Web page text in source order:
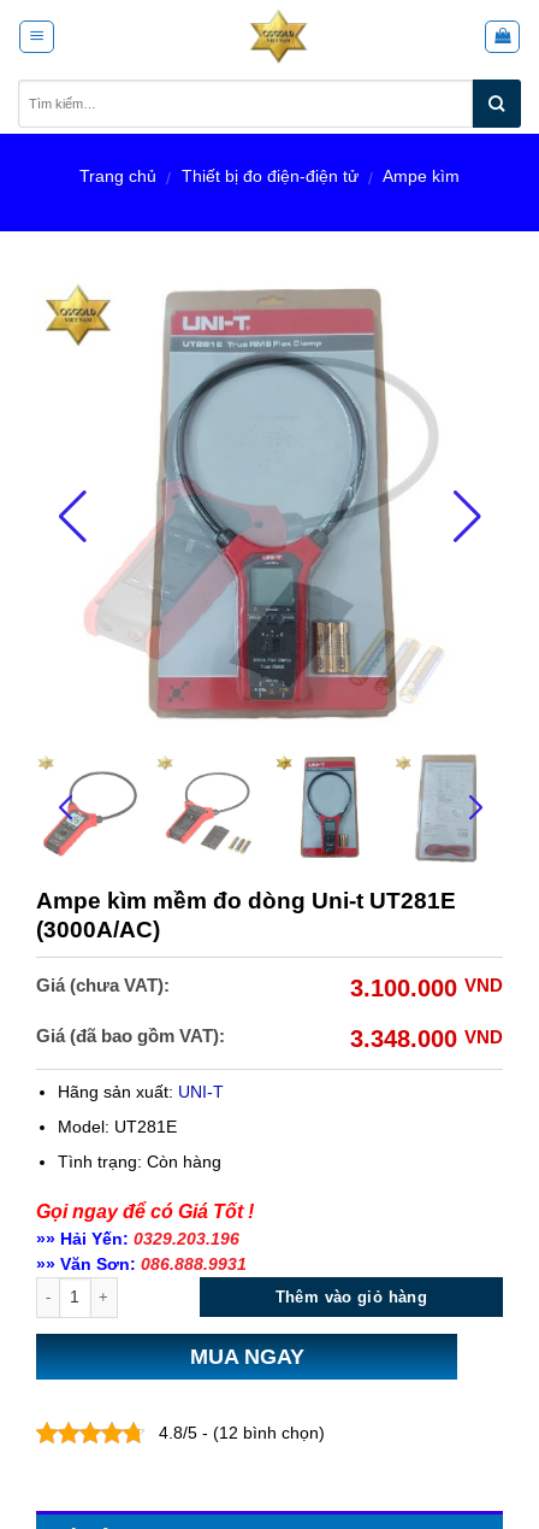
Trang chủ / Thiết bị đo điện-điện tử / Ampe kìm
Ampe kìm mềm đo dòng Uni-t UT281E
(3000A/AC)
Giá (chưa VAT): 3.100.000 VND
Giá (đã bao gồm VAT): 3.348.000 VND
Hãng sản xuất: UNI-T
Model: UT281E
Tình trạng: Còn hàng
Gọi ngay để có Giá Tốt !
»» Hải Yến: 0329.203.196
»» Văn Sơn: 086.888.9931
Thêm vào giỏ hàng
MUA NGAY
4.8/5 - (12 bình chọn)